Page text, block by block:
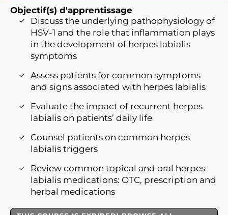
Objectif(s) d'apprentissage
Discuss the underlying pathophysiology of
HSV-1 and the role that inflammation plays
in the development of herpes labialis
symptoms
Assess patients for common symptoms
and signs associated with herpes labialis
Evaluate the impact of recurrent herpes
labialis on patients’ daily life
Counsel patients on common herpes
labialis triggers
Review common topical and oral herpes
labialis medications: OTC, prescription and
herbal medications